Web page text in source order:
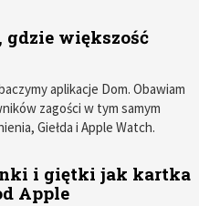
większość
aplikacje Dom. Obawiam
zagości w tym samym
Giełda i Apple Watch.
i giętki jak kartka
Apple